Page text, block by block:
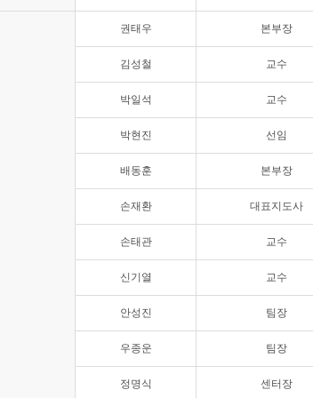
권태우 본부장
김성철 교수
박일석 교수
박현진 선임
배동훈 본부장
손재환 대표지도사
손태관 교수
신기열 교수
안성진 팀장
우종운 팀장
정명식 센터장